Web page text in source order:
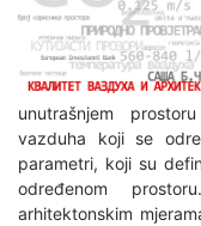
unutrašnjem
vazduha koji se
parametri, koji su
određenom
arhitektonskim